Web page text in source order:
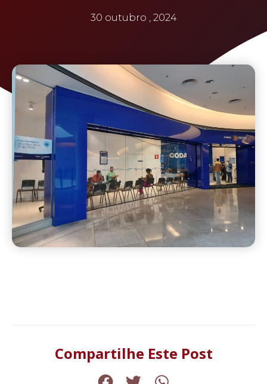
30 outubro , 2024
Compartilhe Este Post